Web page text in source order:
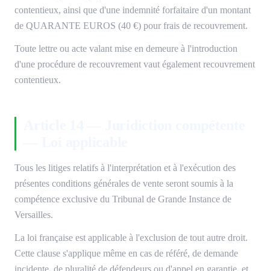
contentieux, ainsi que d'une indemnité forfaitaire d'un montant
de QUARANTE EUROS (40 €) pour frais de recouvrement.
Toute lettre ou acte valant mise en demeure à l'introduction
d'une procédure de recouvrement vaut également recouvrement
contentieux.
Tous les litiges relatifs à l'interprétation et à l'exécution des
présentes conditions générales de vente seront soumis à la
compétence exclusive du Tribunal de Grande Instance de
Versailles.
La loi française est applicable à l'exclusion de tout autre droit.
Cette clause s'applique même en cas de référé, de demande
incidente, de pluralité de défendeurs ou d'appel en garantie, et